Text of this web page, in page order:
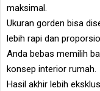
maksimal.
Ukuran gorden bisa
lebih rapi dan
Anda bebas memilih
konsep interior rumah.
Hasil akhir lebih